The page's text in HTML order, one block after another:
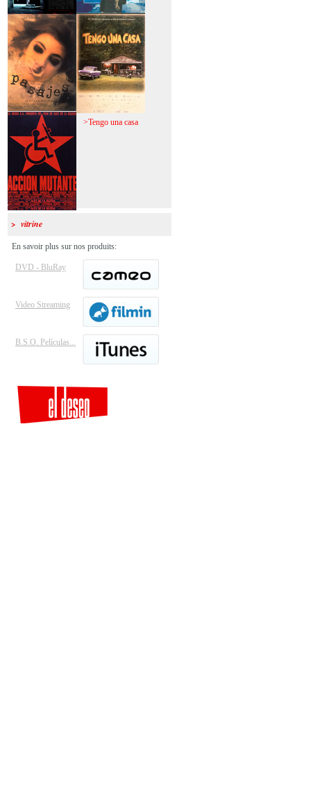
>El espinazo del
diablo
>A trabajar!
>Pasajes >Tengo una casa
>Acción mutante
> vitrine
En savoir plus sur nos produits:
DVD - BluRay
Video Streaming
B.S.O. Películas...